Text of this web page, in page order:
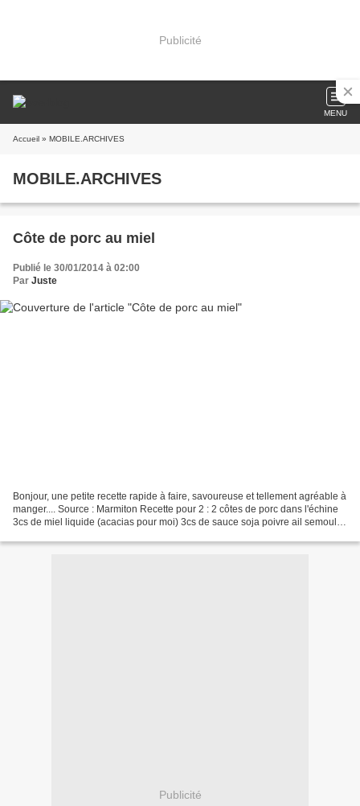
Publicité
MENU
Accueil » MOBILE.ARCHIVES
MOBILE.ARCHIVES
Côte de porc au miel
Publié le 30/01/2014 à 02:00
Par Juste
Bonjour, une petite recette rapide à faire, savoureuse et tellement agréable à
manger.... Source : Marmiton Recette pour 2 : 2 côtes de porc dans l'échine
3cs de miel liquide (acacias pour moi) 3cs de sauce soja poivre ail semoule
Publicité